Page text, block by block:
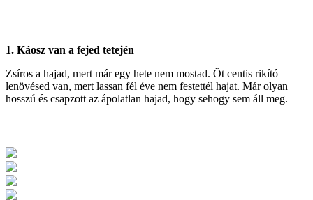
1. Káosz van a fejed tetején
Zsíros a hajad, mert már egy hete nem mostad. Öt centis rikító
lenövésed van, mert lassan fél éve nem festettél hajat. Már olyan
hosszú és csapzott az ápolatlan hajad, hogy sehogy sem áll meg.